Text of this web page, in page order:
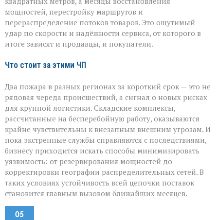
мощностей, перестройку маршрутов и
перераспределение потоков товаров. Это ощутимый
удар по скорости и надёжности сервиса, от которого в
итоге зависят и продавцы, и покупатели.
Что стоит за этими ЧП
Два пожара в разных регионах за короткий срок — это не
рядовая череда происшествий, а сигнал о новых рисках
для крупной логистики. Складские комплексы,
рассчитанные на бесперебойную работу, оказываются
крайне чувствительны к внезапным внешним угрозам. И
пока экстренные службы справляются с последствиями,
бизнесу приходится искать способы минимизировать
уязвимость: от резервирования мощностей до
корректировки географии распределительных сетей. В
таких условиях устойчивость всей цепочки поставок
становится главным вызовом ближайших месяцев.
05